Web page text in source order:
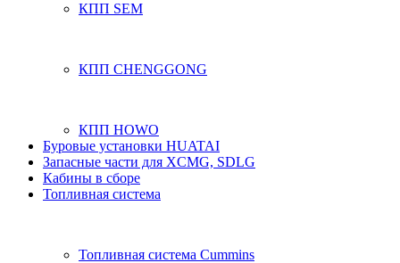
КПП SEM
КПП CHENGGONG
КПП HOWO
Буровые установки HUATAI
Запасные части для XCMG, SDLG
Кабины в сборе
Топливная система
Топливная система Cummins